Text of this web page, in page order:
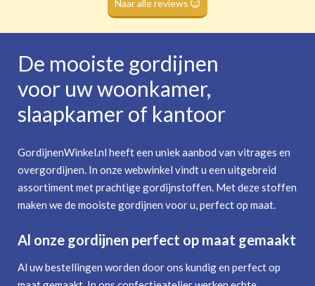
Naar alle reviews
De mooiste gordijnen
voor uw woonkamer,
slaapkamer of kantoor
GordijnenWinkel.nl heeft een uniek aanbod van vitrages en
overgordijnen. In onze webwinkel vindt u een uitgebreid
assortiment met prachtige gordijnstoffen. Met deze stoffen
maken we de mooiste gordijnen voor u, perfect op maat.
Al onze gordijnen perfect op maat gemaakt
Al uw bestellingen worden door ons kundig en perfect op